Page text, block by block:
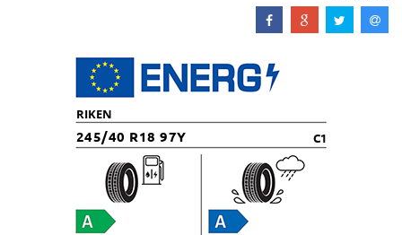
RIKEN
245/40 R18 97Y C1